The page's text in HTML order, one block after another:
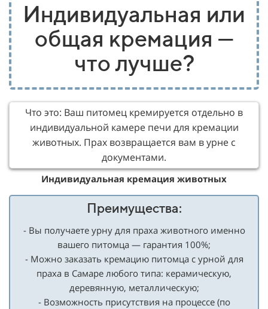
Индивидуальная или
общая кремация —
что лучше?
Что это: Ваш питомец кремируется отдельно в
индивидуальной камере печи для кремации
животных. Прах возвращается вам в урне с
документами.
Индивидуальная кремация животных
Преимущества:
- Вы получаете урну для праха животного именно
вашего питомца — гарантия 100%;
- Можно заказать кремацию питомца с урной для
праха в Самаре любого типа: керамическую,
деревянную, металлическую;
- Возможность присутствия на процессе (по